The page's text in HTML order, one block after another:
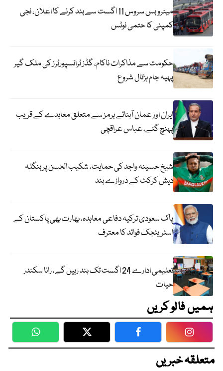
میٹرو بس سروس 11 اگست سے بند کرنے کا اعلان، نجی
کمپنی کا حتمی نوٹس
حکومت سے مذاکرات ناکام، گڈز ٹرانسپورٹرز کی ملک گیر
پہیہ جام ہڑتال شروع
ایران اور عمان آبنائے ہرمز سے متعلق معاہدے کے قریب
پہنچ گئے، عباس عراقچی
شیخ حسینہ واجد کی حمایت، شکیب الحسن پر بنگلہ
دیش کرکٹ کے دروازے بند
پاک سعودی ترکیہ دفاعی معاہدہ، بھارت بھی پاکستان کے
اسٹریٹجک فوائد کا معترف
تعلیمی ادارے 24 اگست تک بند رہیں گے، رانا سکندر
حیات
ہمیں فالو کریں
WhatsApp Twitter Facebook
متعلقہ خبریں